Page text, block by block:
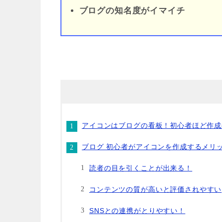
ブログの知名度がイマイチ
アイコンはブログの看板！初心者ほど作成
ブログ 初心者がアイコンを作成するメリ
読者の目を引くことが出来る！
コンテンツの質が高いと評価されやすい
SNSとの連携がとりやすい！